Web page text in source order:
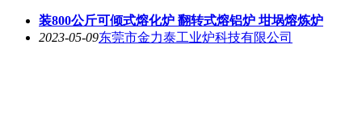
装800公斤可倾式熔化炉 翻转式熔铝炉 坩埚熔炼炉
2023-05-09东莞市金力泰工业炉科技有限公司